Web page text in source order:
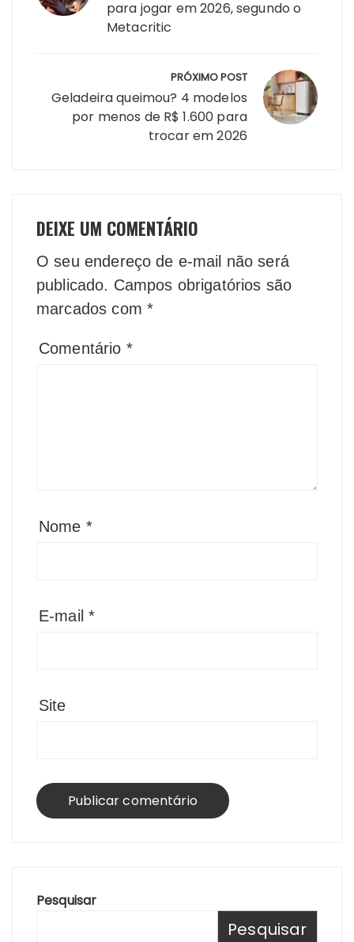
para jogar em 2026, segundo o
Metacritic
PRÓXIMO POST
Geladeira queimou? 4 modelos
por menos de R$ 1.600 para
trocar em 2026
DEIXE UM COMENTÁRIO
O seu endereço de e-mail não será
publicado. Campos obrigatórios são
marcados com *
Comentário *
Nome *
E-mail*
Site
Pesquisar
Pesquisar